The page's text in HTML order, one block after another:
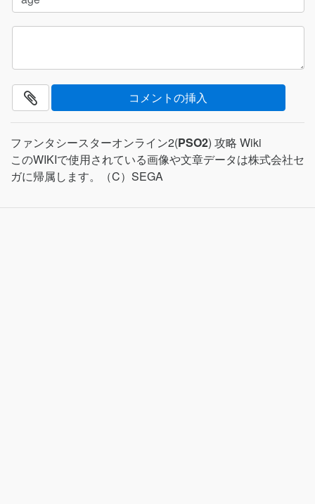
ファンタシースターオンライン2(PSO2) 攻略 Wiki
このWIKIで使用されている画像や文章データは株式会社セ
ガに帰属します。（C）SEGA